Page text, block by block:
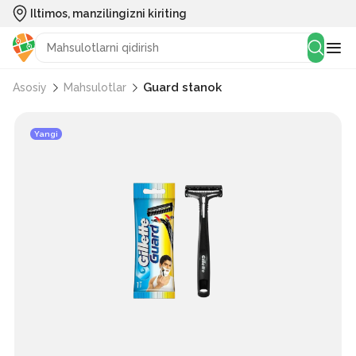
Iltimos, manzilingizni kiriting
Asosiy Mahsulotlar Guard stanok
Yangi